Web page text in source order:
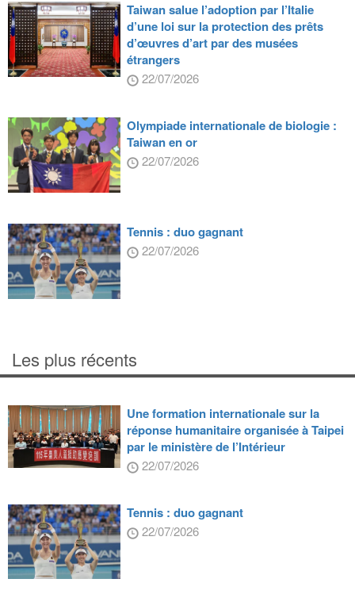
Taiwan salue l’adoption par l’Italie
d’une loi sur la protection des prêts
d’œuvres d’art par des musées
étrangers
22/07/2026
Olympiade internationale de biologie :
Taiwan en or
22/07/2026
Tennis : duo gagnant
22/07/2026
Les plus récents
Une formation internationale sur la
réponse humanitaire organisée à Taipei
par le ministère de l’Intérieur
22/07/2026
Tennis : duo gagnant
22/07/2026